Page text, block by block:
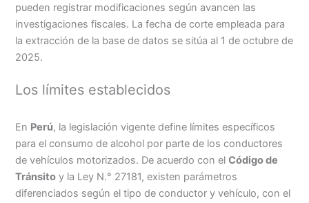
pueden registrar modificaciones según avancen las
investigaciones fiscales. La fecha de corte empleada para
la extracción de la base de datos se sitúa al 1 de octubre de
2025.
Los límites establecidos
En Perú, la legislación vigente define límites específicos
para el consumo de alcohol por parte de los conductores
de vehículos motorizados. De acuerdo con elCódigo de
Tránsito y la Ley N.° 27181, existen parámetros
diferenciados según el tipo de conductor y vehículo, con el